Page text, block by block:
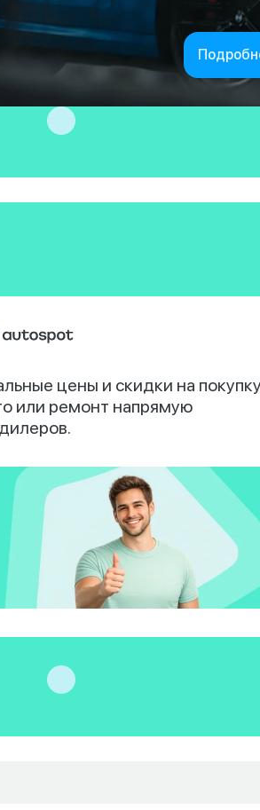
цены и скидки на
или ремонт напрямую